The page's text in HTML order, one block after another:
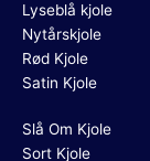
Lyseblå kjole
Nytårskjole
Rød Kjole
Satin Kjole
Slå Om Kjole
Sort Kjole